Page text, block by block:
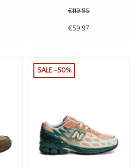
€119,95
€59,97
SALE -50%